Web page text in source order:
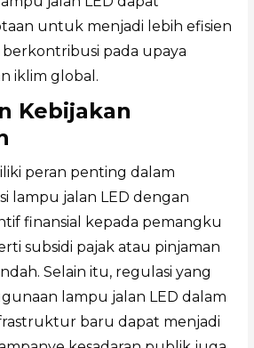
untuk menjadi lebih efisien
berkontribusi pada upaya
iklim global.
Kebijakan
peran penting dalam
lampu jalan LED dengan
finansial kepada pemangku
subsidi pajak atau pinjaman
Selain itu, regulasi yang
lampu jalan LED dalam
baru dapat menjadi